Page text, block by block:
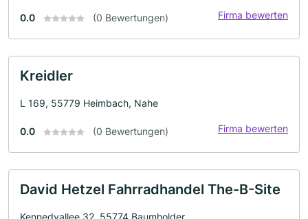
0.0 (0 Bewertungen) Firma bewerten
Kreidler
L 169, 55779 Heimbach, Nahe
0.0 (0 Bewertungen) Firma bewerten
David Hetzel Fahrradhandel The-B-Site
Kennedyallee 32, 55774 Baumholder